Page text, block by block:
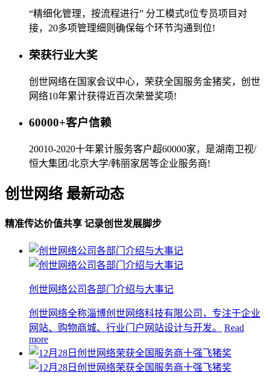
“精细化管理，按流程进行” 分工模式8位专员项目对
接，20多项管理细则确保每个环节沟通到位!
荣获行业大奖
创世网络在国家会议中心，荣获全国服务金猪奖，创世
网络10年累计获得近百次荣誉奖项!
60000+客户信赖
20010-2020十年累计服务客户超60000家，是湖南卫视/
恒大集团/北京大学/韩丽家居等企业服务商!
创世网络 最新动态
精准传达价值共享 记录创世发展脚步
创世网络公司各部门介绍与大事记
创世网络全称淄博创世网络科技有限公司，专注于企业
网站、购物商城、行业门户网站设计与开发。
Read
more